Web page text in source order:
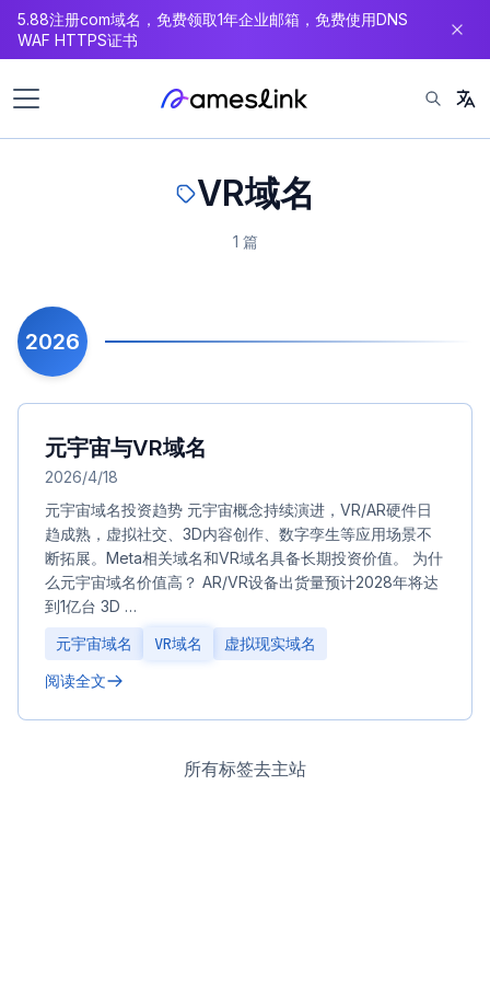
内
容
5.88注册com域名，免费领取1年企业邮箱，免费使用DNS
WAF HTTPS证书
VR域名
1 篇
2026
元宇宙与VR域名
2026/4/18
元宇宙域名投资趋势 元宇宙概念持续演进，VR/AR硬件日
趋成熟，虚拟社交、3D内容创作、数字孪生等应用场景不
断拓展。Meta相关域名和VR域名具备长期投资价值。 为什
么元宇宙域名价值高？ AR/VR设备出货量预计2028年将达
到1亿台 3D …
元宇宙域名 VR域名 虚拟现实域名
阅读全文
所有标签去主站